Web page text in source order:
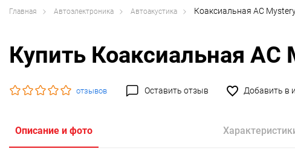
Главная Автоэлектроника Автоакустика Коаксиальная АС
Купить Коаксиальная АС
отзывов Оставить отзыв Добавить в
Описание и фото